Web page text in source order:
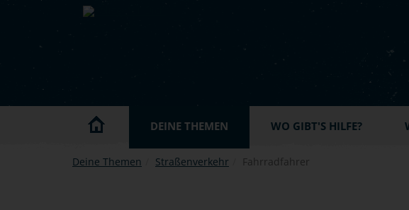
Skip to main content
DEINE THEMEN WO GIBT'S HILFE?
Deine Themen Straßenverkehr Fahrradfahrer